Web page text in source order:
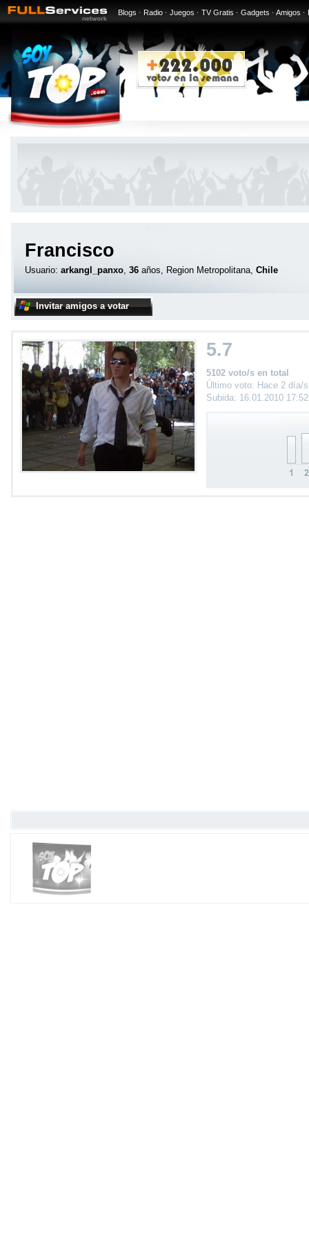
Blogs · Radio · Juegos · TV Gratis · Gadgets · Amigos ·
Francisco
Usuario: arkangl_panxo, 36 años, Region Metropolitana, Chile
Invitar amigos a votar
5.7
5102 voto/s en total
Último voto: Hace 2 día/s
Subida: 16.01.2010